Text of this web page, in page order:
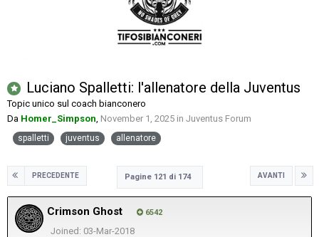
Luciano Spalletti: l'allenatore della Juventus
Topic unico sul coach bianconero
Da Homer_Simpson, November 1, 2025 in Juventus Forum
spalletti juventus allenatore
PRECEDENTE AVANTI
Pagine 121 di 174
Crimson Ghost 6542
Joined: 03-Mar-2018